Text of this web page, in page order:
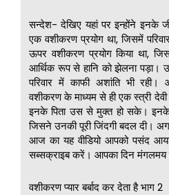
सन्देश- देखिए यहां पर इन्होंने इनके
एक वशीकरण प्रयोग था, जिसमें
ऊपर वशीकरण प्रयोग किया था,
आर्थिक रूप से हानि को झेलना
परिवार में काफी अशांति भी
वशीकरण के माध्यम से ही एक स्त्री देवी
इनके पिता उस से मुक्त हो सके।
जिसने उनकी पूरी जिंदगी बदल दी।
आज का यह वीडियो आपको पसंद
सब्सक्राइब करें। आपका दिन मंगलमय
वशीकरण प्यार बर्बाद कर देता है भाग 2